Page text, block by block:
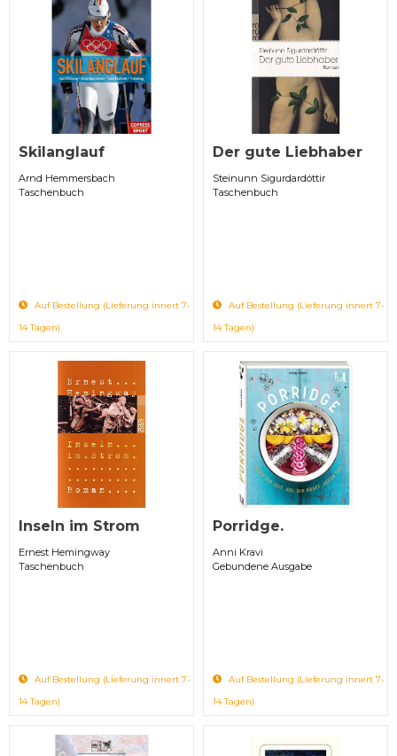
Skilanglauf
Arnd Hemmersbach
Taschenbuch
Auf Bestellung (Lieferung innert 7-
14 Tagen)
Der gute Liebhaber
Steinunn Sigurdardóttir
Taschenbuch
Auf Bestellung (Lieferung innert 7-
14 Tagen)
Inseln im Strom
Ernest Hemingway
Taschenbuch
Auf Bestellung (Lieferung innert 7-
14 Tagen)
Porridge.
Anni Kravi
Gebundene Ausgabe
Auf Bestellung (Lieferung innert 7-
14 Tagen)